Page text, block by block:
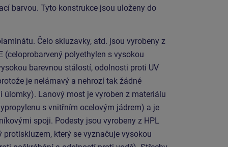
barvou. Tyto konstrukce jsou uloženy do
Čelo skluzavky, atd. jsou vyrobeny z
(celoprobarvený polyethylen s vysokou
barevnou stálostí, odolnosti proti UV
je nelámavý a nehrozí tak žádné
úlomky). Lanový most je vyroben z materiálu
s vnitřním ocelovým jádrem) a je
spoji. Podesty jsou vyrobeny z HPL
který se vyznačuje vysokou